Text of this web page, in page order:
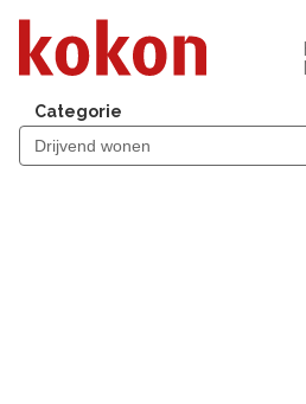
Categorie
HORTUS ANCKER
FLORIADE, ALMERE
DRIE PASSIEVE WATERVILLA’S